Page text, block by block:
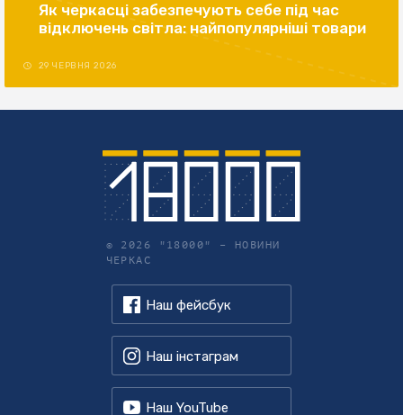
Як черкасці забезпечують себе під час
відключень світла: найпопулярніші товари
29 ЧЕРВНЯ 2026
© 2026 "18000" – НОВИНИ
ЧЕРКАС
Наш фейсбук
Наш інстаграм
Наш YouTube